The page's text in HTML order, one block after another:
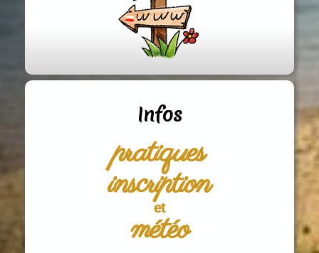
Infos
pratiques
inscription
et
météo